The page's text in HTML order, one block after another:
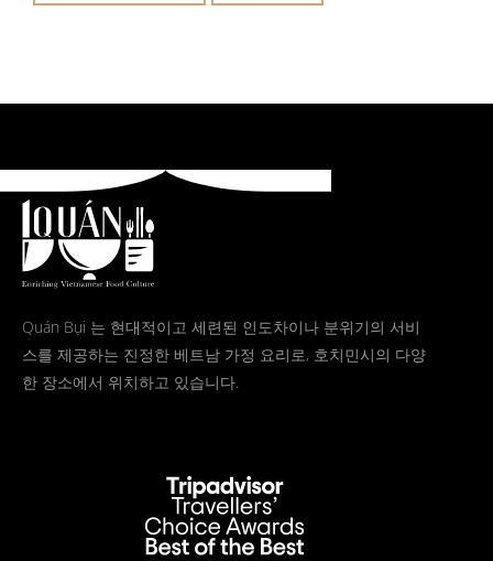
Quán Bụi 는 현대적이고 세련된 인도차이나 분위기의 서비
스를 제공하는 진정한 베트남 가정 요리로, 호치민시의 다양
한 장소에서 위치하고 있습니다.